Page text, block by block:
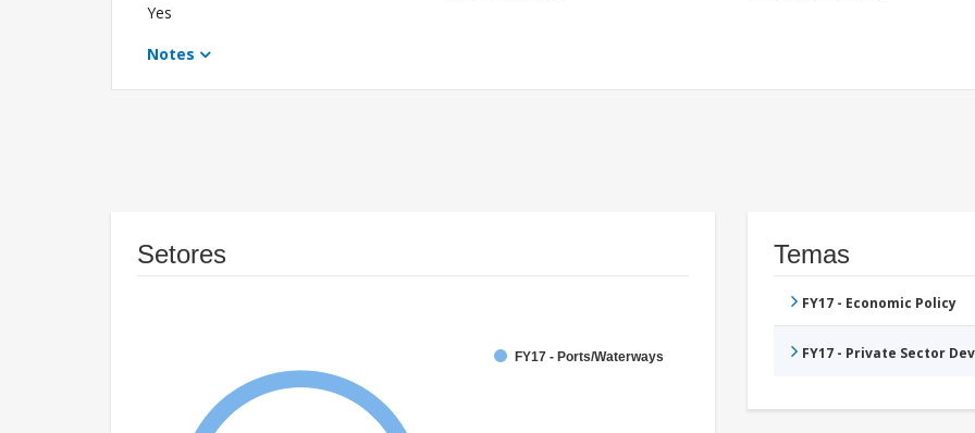
Yes
Notes
Setores
FY17 - Ports/Waterways
Temas
FY17 - Economic Policy
FY17 - Private Sector